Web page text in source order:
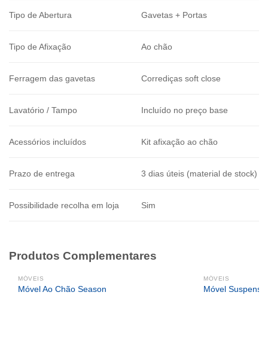
Tipo de Abertura Gavetas + Portas
Tipo de Afixação Ao chão
Ferragem das gavetas Corrediças soft close
Lavatório / Tampo Incluído no preço base
Acessórios incluídos Kit afixação ao chão
Prazo de entrega 3 dias úteis (material de stock)
Possibilidade recolha em loja Sim
Produtos Complementares
MÓVEIS
Móvel Ao Chão Season
MÓVEIS
Móvel